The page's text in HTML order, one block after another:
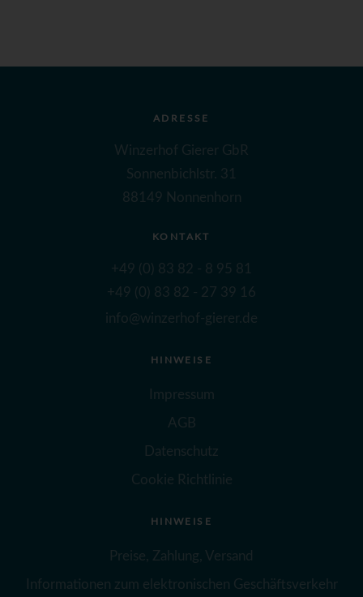
ADRESSE
Winzerhof Gierer GbR
Sonnenbichlstr. 31
88149 Nonnenhorn
KONTAKT
+49 (0) 83 82 - 8 95 81
+49 (0) 83 82 - 27 39 16
info@winzerhof-gierer.de
HINWEISE
Impressum
AGB
Datenschutz
Cookie Richtlinie
HINWEISE
Preise, Zahlung, Versand
Informationen zum elektronischen Geschäftsverkehr